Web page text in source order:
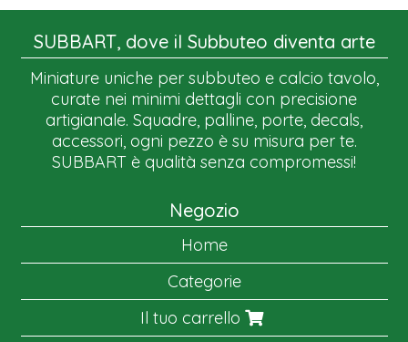
SUBBART, dove il Subbuteo diventa arte
Miniature uniche per subbuteo e calcio tavolo,
curate nei minimi dettagli con precisione
artigianale. Squadre, palline, porte, decals,
accessori, ogni pezzo è su misura per te.
SUBBART è qualità senza compromessi!
Negozio
Home
Categorie
Il tuo carrello